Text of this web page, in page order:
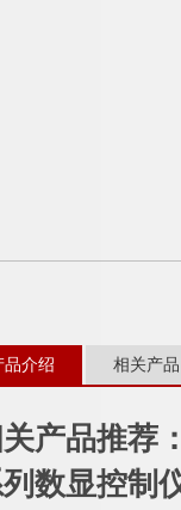
品介绍 相关产品
产品推荐
数显控制